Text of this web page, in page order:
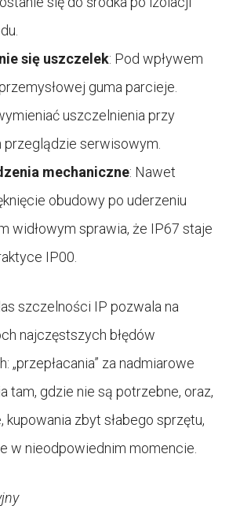
się uszczelek: Pod wpływem
guma parcieje.
uszczelnienia przy
przeglądzie serwisowym.
mechaniczne: Nawet
obudowy po uderzeniu
widłowym sprawia, że IP67 staje
IP00.
szczelności IP pozwala na
najczęstszych błędów
„przepłacania” za nadmiarowe
tam, gdzie nie są potrzebne, oraz,
kupowania zbyt słabego sprzętu,
w nieodpowiednim momencie.